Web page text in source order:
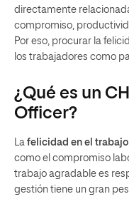
directamente
compromiso,
Por eso, procurar la
los trabajadores como
¿Qué es un
Officer?
La felicidad en el trabajo
como el compromiso
trabajo agradable es
gestión tiene un gran